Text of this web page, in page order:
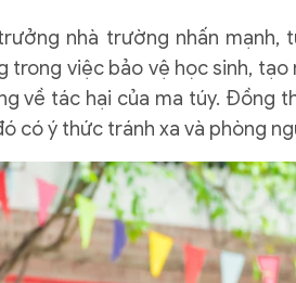
nhà trường nhấn
trong việc bảo vệ học sinh,
về tác hại của ma túy. Đồng
có ý thức tránh xa và phòng